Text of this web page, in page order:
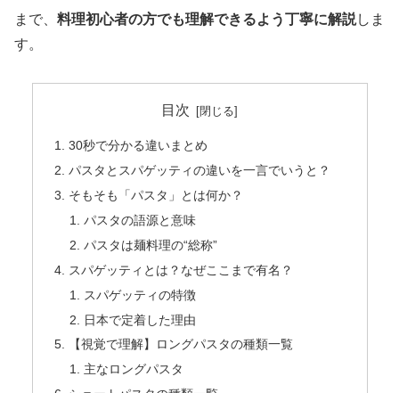
まで、 料理初心者の方でも理解できるよう丁寧に解説しま
す。
目次
30秒で分かる違いまとめ
パスタとスパゲッティの違いを一言でいうと？
そもそも「パスタ」とは何か？
パスタの語源と意味
パスタは麺料理の“総称”
スパゲッティとは？なぜここまで有名？
スパゲッティの特徴
日本で定着した理由
【視覚で理解】ロングパスタの種類一覧
主なロングパスタ